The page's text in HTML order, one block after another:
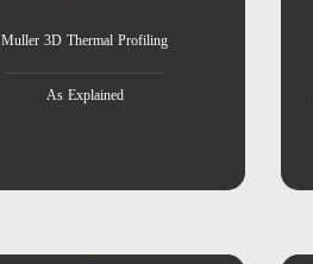
Muller 3D Thermal Profiling
As Explained